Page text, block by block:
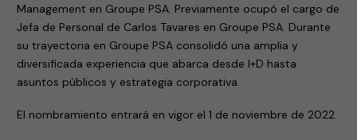
Management en Groupe PSA. Previamente ocupó el cargo de
Jefa de Personal de Carlos Tavares en Groupe PSA. Durante
su trayectoria en Groupe PSA consolidó una amplia y
diversificada experiencia que abarca desde I+D hasta
asuntos públicos y estrategia corporativa.
El nombramiento entrará en vigor el 1 de noviembre de 2022.